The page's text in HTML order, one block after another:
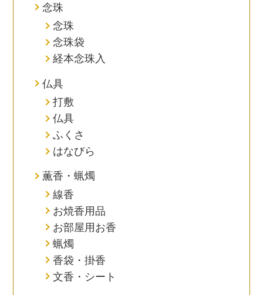
念珠
念珠
念珠袋
経本念珠入
仏具
打敷
仏具
ふくさ
はなびら
薫香・蝋燭
線香
お焼香用品
お部屋用お香
蝋燭
香袋・掛香
文香・シート